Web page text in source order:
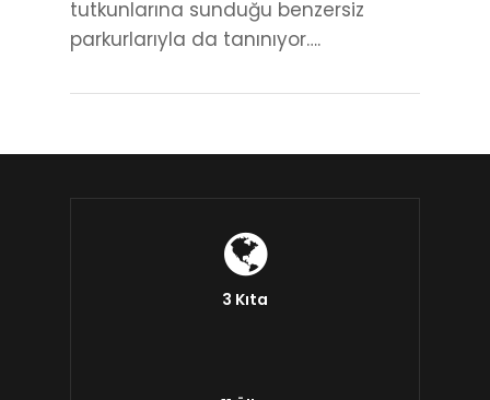
tutkunlarına sunduğu benzersiz
parkurlarıyla da tanınıyor….
3 Kıta